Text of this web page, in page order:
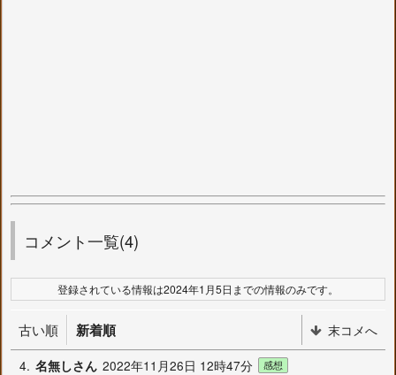
コメント一覧(4)
登録されている情報は2024年1月5日までの情報のみです。
古い順 新着順
末コメへ
4. 名無しさん 2022年11月26日 12時47分 感想